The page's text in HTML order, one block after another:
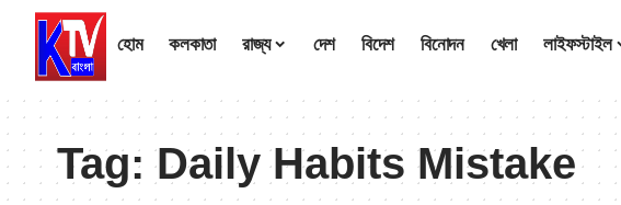
হোম কলকাতা রাজ্য দেশ বিদেশ বিনোদন খেলা লাইফস্টাইল
Tag:Daily Habits Mistake